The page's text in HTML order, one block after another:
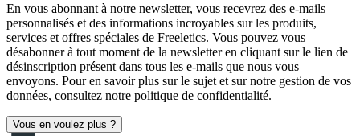
En vous abonnant à notre newsletter, vous recevrez des e-mails
personnalisés et des informations incroyables sur les produits,
services et offres spéciales de Freeletics. Vous pouvez vous
désabonner à tout moment de la newsletter en cliquant sur le lien de
désinscription présent dans tous les e-mails que nous vous
envoyons. Pour en savoir plus sur le sujet et sur notre gestion de vos
données, consultez notre politique de confidentialité.
Vous en voulez plus ?